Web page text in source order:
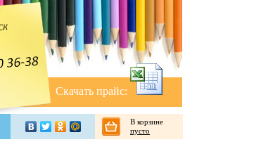
Скачать прайс:
В корзине
пусто